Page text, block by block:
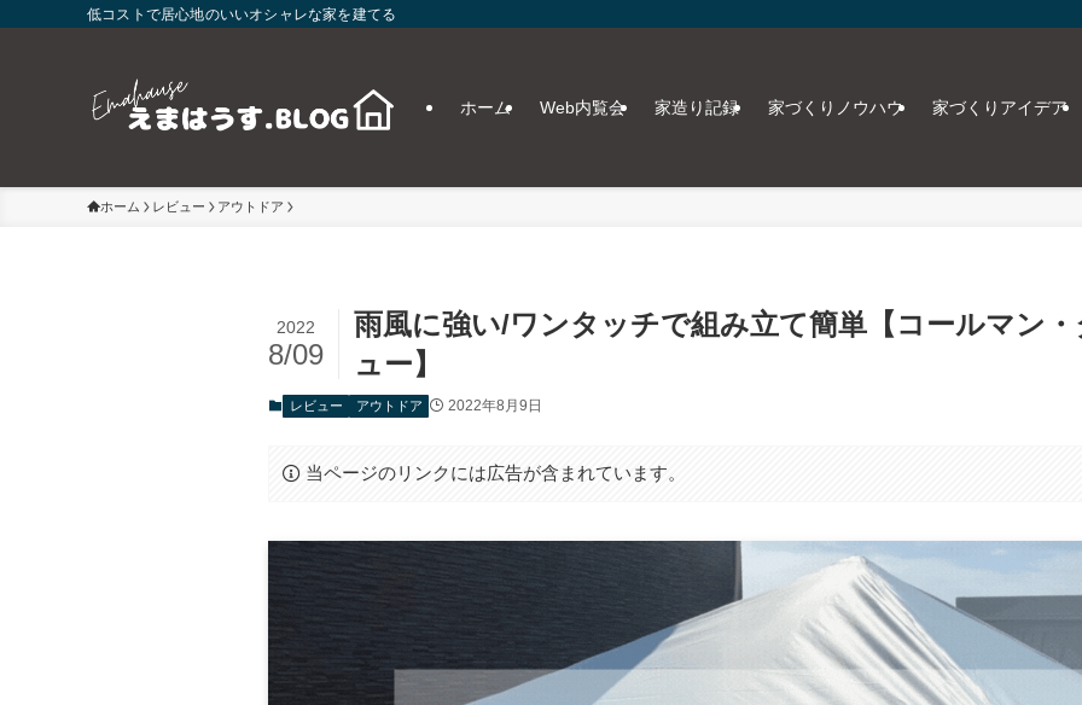
低コストで居心地のいいオシャレな家を建てる
ホーム Web内覧会 家造り記録 家づくりノウハウ 家づくりアイデア
ホーム レビュー アウトドア
雨風に強い/ワンタッチで組み立て簡単【コールマン
ュー】
2022
8/09
レビュー アウトドア 2022年8月9日
当ページのリンクには広告が含まれています。